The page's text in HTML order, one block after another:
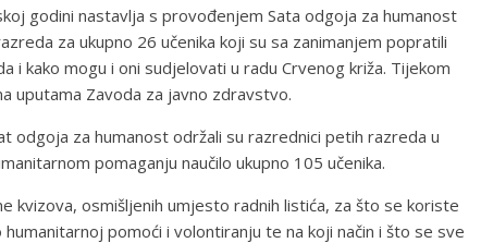
godini nastavlja s provođenjem Sata odgoja za humanost
za ukupno 26 učenika koji su sa zanimanjem popratili
i kako mogu i oni sudjelovati u radu Crvenog križa. Tijekom
uputama Zavoda za javno zdravstvo.
odgoja za humanost održali su razrednici petih razreda u
pomaganju naučilo ukupno 105 učenika.
kvizova, osmišljenih umjesto radnih listića, za što se koriste
pomoći i volontiranju te na koji način i što se sve